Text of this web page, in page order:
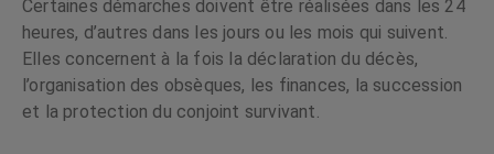
Certaines démarches doivent être réalisées dans les 24
heures, d’autres dans les jours ou les mois qui suivent.
Elles concernent à la fois la déclaration du décès,
l’organisation des obsèques, les finances, la succession
et la protection du conjoint survivant.